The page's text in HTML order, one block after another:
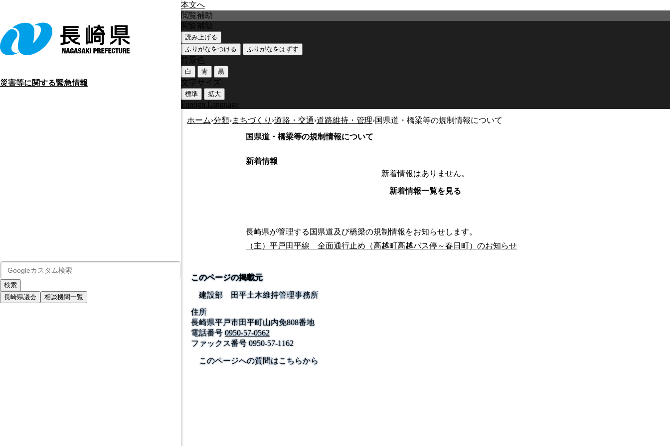
本文へ
災害等に関する緊急情報
長崎県議会 相談機関一覧
閲覧補助
閲覧補助
読み上げる
ふりがなをつける
ふりがなをはずす
背景色
白 青 黒
文字サイズ
標準 拡大
Foreign Language
ホーム›分類›まちづくり ›道路・交通›道路維持・管理›国県道・橋梁等の規制情報について
国県道・橋梁等の規制情報について
新着情報
新着情報はありません。
新着情報一覧を見る
長崎県が管理する国県道及び橋梁の規制情報をお知らせします。
（主）平戸田平線 全面通行止め（高越町高越バス停～春日町）のお知らせ
このページの掲載元
建設部 田平土木維持管理事務所
住所
長崎県平戸市田平町山内免808番地
電話番号 0950-57-0562
ファックス番号0950-57-1162
このページへの質問はこちらから
公式SNS
このサイトについて
長崎県庁